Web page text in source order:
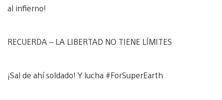
al infierno!
RECUERDA – LA LIBERTAD NO TIENE LÍMITES
¡Sal de ahí soldado! Y lucha #ForSuperEarth